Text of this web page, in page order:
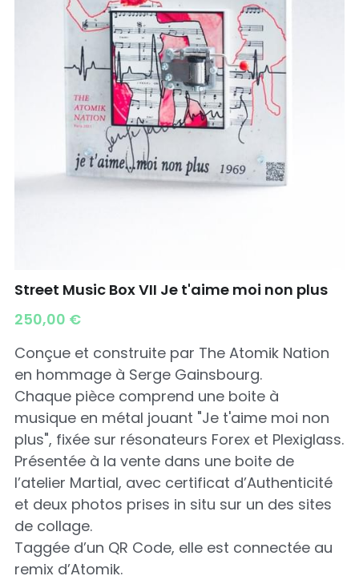
Street Music Box VII Je t'aime moi non plus
250,00 €
Conçue et construite par The Atomik Nation
en hommage à Serge Gainsbourg.
Chaque pièce comprend une boite à
musique en métal jouant "Je t'aime moi non
plus", fixée sur résonateurs Forex et Plexiglass.
Présentée à la vente dans une boite de
l’atelier Martial, avec certificat d’Authenticité
et deux photos prises in situ sur un des sites
de collage.
Taggée d’un QR Code, elle est connectée au
remix d’Atomik.